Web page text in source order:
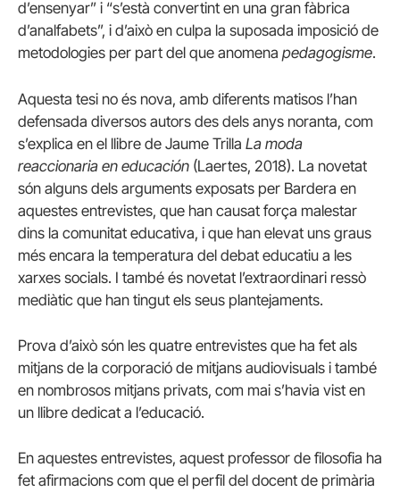
d’ensenyar” i “s’està convertint en una gran fàbrica
d’analfabets”, i d’això en culpa la suposada imposició de
metodologies per part del que anomena pedagogisme.
Aquesta tesi no és nova, amb diferents matisos l’han
defensada diversos autors des dels anys noranta, com
s’explica en el llibre de Jaume Trilla La moda
reaccionaria en educación (Laertes, 2018). La novetat
són alguns dels arguments exposats per Bardera en
aquestes entrevistes, que han causat força malestar
dins la comunitat educativa, i que han elevat uns graus
més encara la temperatura del debat educatiu a les
xarxes socials. I també és novetat l’extraordinari ressò
mediàtic que han tingut els seus plantejaments.
Prova d’això són les quatre entrevistes que ha fet als
mitjans de la corporació de mitjans audiovisuals i també
en nombrosos mitjans privats, com mai s’havia vist en
un llibre dedicat a l’educació.
En aquestes entrevistes, aquest professor de filosofia ha
fet afirmacions com que el perfil del docent de primària